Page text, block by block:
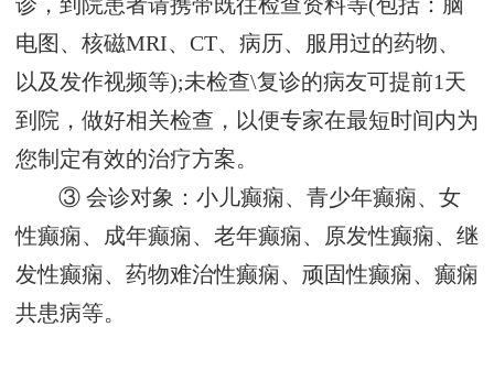
诊，到院患者请携带既往检查资料等(包括：脑
电图、核磁MRI、CT、病历、服用过的药物、
以及发作视频等);未检查\复诊的病友可提前1天
到院，做好相关检查，以便专家在最短时间内为
您制定有效的治疗方案。
③ 会诊对象：小儿癫痫、青少年癫痫、女
性癫痫、成年癫痫、老年癫痫、原发性癫痫、继
发性癫痫、药物难治性癫痫、顽固性癫痫、癫痫
共患病等。